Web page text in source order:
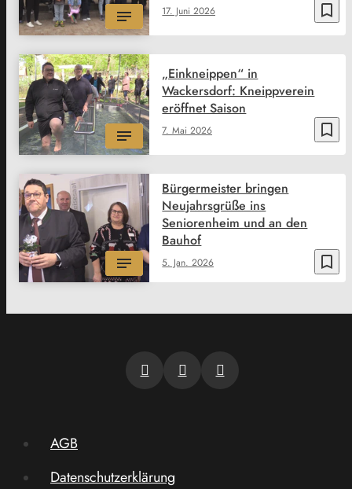
bookmark_border
17. Juni 2026
bookmark_border
7. Mai 2026
„Einkneippen“ in
Wackersdorf: Kneippverein
eröffnet Saison
bookmark_border
5. Jan. 2026
Bürgermeister bringen
Neujahrsgrüße ins
Seniorenheim und an den
Bauhof
AGB
Datenschutzerklärung